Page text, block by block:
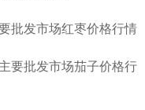
批发市场红枣价格行情
要批发市场茄子价格行